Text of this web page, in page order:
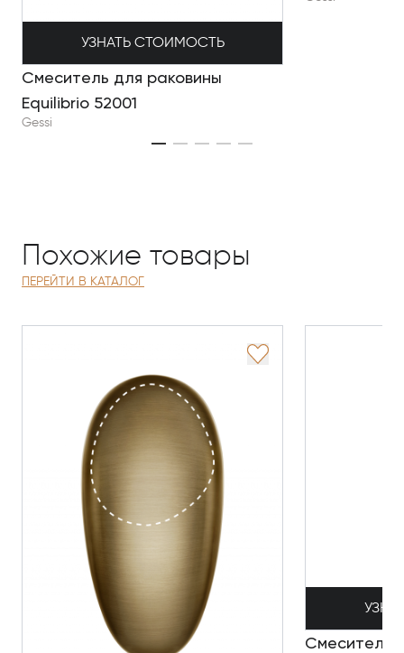
УЗНАТЬ СТОИМОСТЬ
Смеситель для раковины
Equilibrio 52001
Gessi
Похожие товары
ПЕРЕЙТИ В КАТАЛОГ
Смеситель